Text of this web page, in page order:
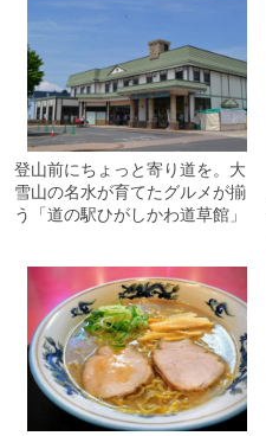
登山前にちょっと寄り道を。大
雪山の名水が育てたグルメが揃
う「道の駅ひがしかわ道草館」